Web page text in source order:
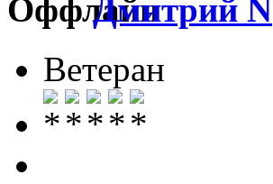
Дмитрий N
Ветеран